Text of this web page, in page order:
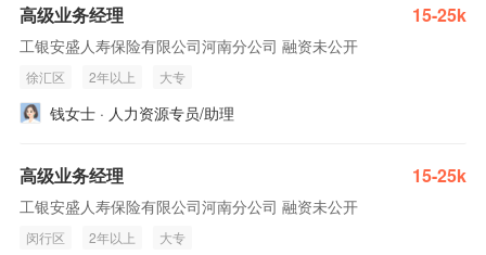
高级业务经理 15-25k
工银安盛人寿保险有限公司河南分公司 融资未公开
徐汇区 2年以上 大专
钱女士 · 人力资源专员/助理
高级业务经理 15-25k
工银安盛人寿保险有限公司河南分公司 融资未公开
闵行区 2年以上 大专